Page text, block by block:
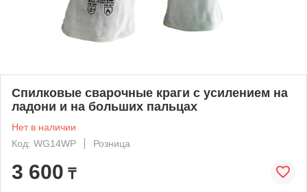
Спилковые сварочные краги с усилением на
ладони и на больших пальцах
Нет в наличии
Код: WG14WP
Розница
3 600 ₸